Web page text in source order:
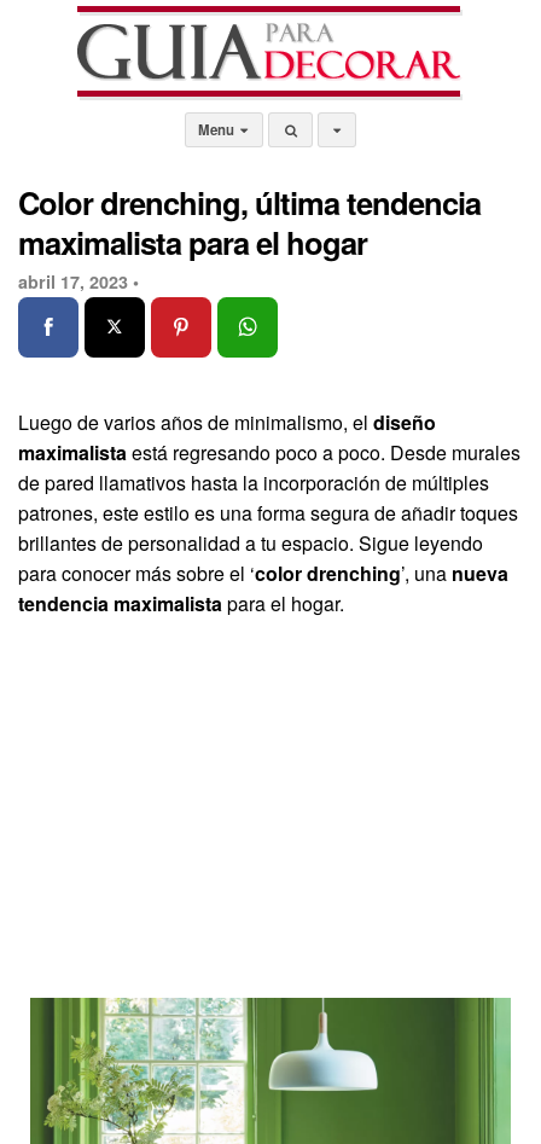
Menu
Color drenching, última tendencia
maximalista para el hogar
abril 17, 2023 •
Luego de varios años de minimalismo, el diseño
maximalistaestá regresando poco a poco. Desde murales
de pared llamativos hasta la incorporación de múltiples
patrones, este estilo es una forma segura de añadir toques
brillantes de personalidad a tu espacio. Sigue leyendo
para conocer más sobre el ‘color drenching’, una nueva
tendencia maximalistapara el hogar.